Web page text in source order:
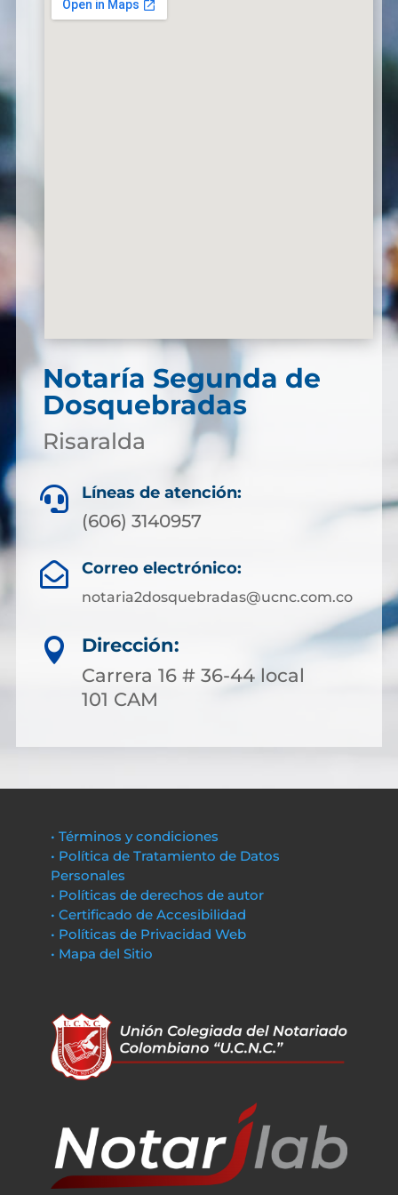
Notaría Segunda de
Dosquebradas
Risaralda
 Líneas de atención:
(606) 3140957
 Correo electrónico:
notaria2dosquebradas@ucnc.com.co

Dirección:
Carrera 16 # 36-44 local
101 CAM
• Términos y condiciones
• Política de Tratamiento de Datos
Personales
• Políticas de derechos de autor
• Certificado de Accesibilidad
• Políticas de Privacidad Web
• Mapa del Sitio